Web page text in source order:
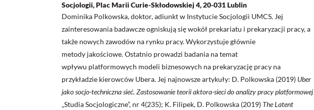
Socjologii, Plac Marii Curie-Skłodowskiej 4, 20-031 Lublin
Dominika Polkowska, doktor, adiunkt w Instytucie Socjologii UMCS. Jej
zainteresowania badawcze ogniskują się wokół prekariatu i prekaryzacji pracy, a
także nowych zawodów na rynku pracy. Wykorzystuje głównie
metody jakościowe. Ostatnio prowadzi badania na temat
wpływu platformowych modeli biznesowych na prekaryzację pracy na
przykładzie kierowców Ubera. Jej najnowsze artykuły: D. Polkowska (2019) Uber
jako socjo-techniczna sieć. Zastosowanie teorii aktora-sieci do analizy pracy platformowej
„Studia Socjologiczne”, nr 4(235); K. Filipek, D. Polkowska (2019) The Latent